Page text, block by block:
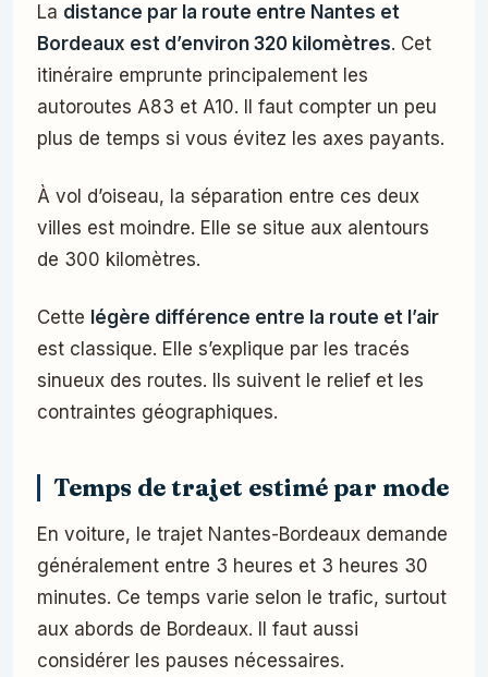
La distance par la route entre Nantes et
Bordeaux est d’environ 320 kilomètres. Cet
itinéraire emprunte principalement les
autoroutes A83 et A10. Il faut compter un peu
plus de temps si vous évitez les axes payants.
À vol d’oiseau, la séparation entre ces deux
villes est moindre. Elle se situe aux alentours
de 300 kilomètres.
Cette légère différence entre la route et l’air
est classique. Elle s’explique par les tracés
sinueux des routes. Ils suivent le relief et les
contraintes géographiques.
Temps de trajet estimé par mode
En voiture, le trajet Nantes-Bordeaux demande
généralement entre 3 heures et 3 heures 30
minutes. Ce temps varie selon le trafic, surtout
aux abords de Bordeaux. Il faut aussi
considérer les pauses nécessaires.